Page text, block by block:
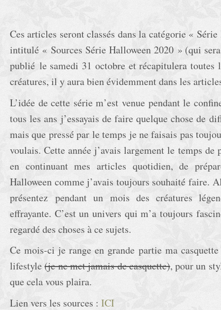
Ces articles seront classés dans la catégorie «
intitulé « Sources Série Halloween 2020 » (qui
publié le samedi 31 octobre et récapitulera toutes
créatures, il y aura bien évidemment dans les
L’idée de cette série m’est venue pendant le
tous les ans j’essayais de faire quelque chose de
mais que pressé par le temps je ne faisais pas
voulais. Cette année j’avais largement le temps de
en continuant mes articles quotidien, de
Halloween comme j’avais toujours souhaité faire.
présentez pendant un mois des créatures
effrayante. C’est un univers qui m’a toujours
regardé des choses à ce sujets.
Ce mois-ci je range en grande partie ma
lifestyle(je ne met jamais de casquette), pour un
que cela vous plaira.
Lien vers les sources : ICI